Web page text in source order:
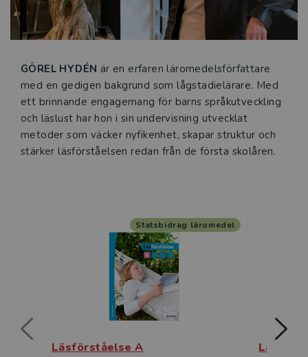
GÖREL HYDÉN är en erfaren läromedelsförfattare
med en gedigen bakgrund som lågstadielärare. Med
ett brinnande engagemang för barns språkutveckling
och läslust har hon i sin undervisning utvecklat
metoder som väcker nyfikenhet, skapar struktur och
stärker läsförståelsen redan från de första skolåren.
Läsförståelse A
Statsbidrag läromedel